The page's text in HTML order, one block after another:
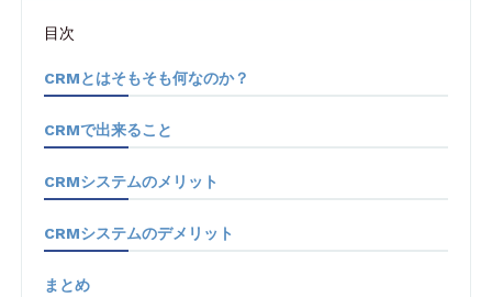
目次
CRMとはそもそも何なのか？
CRMで出来ること
CRMシステムのメリット
CRMシステムのデメリット
まとめ